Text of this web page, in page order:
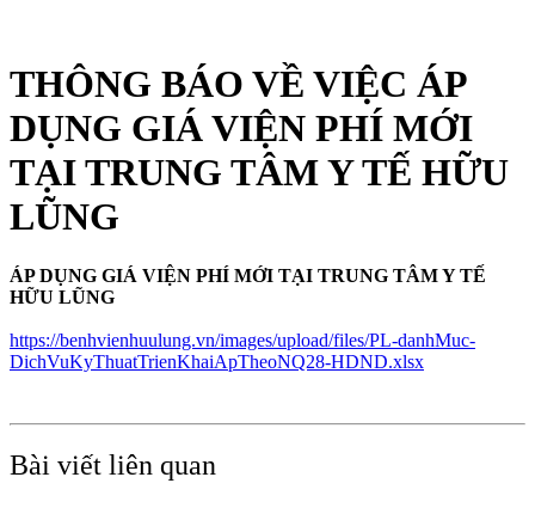
THÔNG BÁO VỀ VIỆC ÁP
DỤNG GIÁ VIỆN PHÍ MỚI
TẠI TRUNG TÂM Y TẾ HỮU
LŨNG
ÁP DỤNG GIÁ VIỆN PHÍ MỚI TẠI TRUNG TÂM Y TẾ
HỮU LŨNG
https://benhvienhuulung.vn/images/upload/files/PL-danhMuc-
DichVuKyThuatTrienKhaiApTheoNQ28-HDND.xlsx
Bài viết liên quan